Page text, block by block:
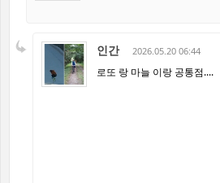
인간 2026.05.20 06:44
로또 랑 마늘 이랑 공통점....